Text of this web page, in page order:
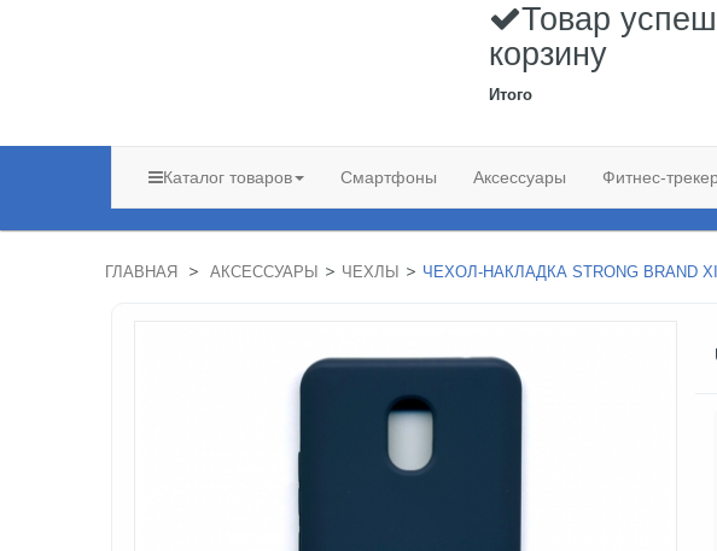
Товар
корзину
Итого
Каталог товаров Смартфоны Аксессуары Фитнес-
ГЛАВНАЯ > АКСЕССУАРЫ > ЧЕХЛЫ > ЧЕХОЛ-НАКЛАДКА STRONG BRAND